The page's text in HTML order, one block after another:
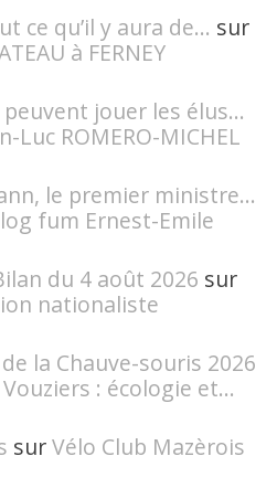
ce qu’il y aura de... sur
à FERNEY
jouer les élus...
Luc ROMERO-MICHEL
le premier ministre...
fum Ernest-Emile
du 4 août 2026 sur
nationaliste
la Chauve-souris 2026
Vouziers : écologie et...
surVélo Club Mazèrois